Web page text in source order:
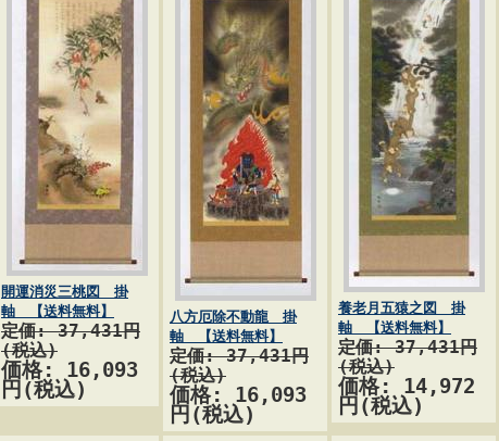
開運消災三桃図 掛
軸 【送料無料】
定価: 37,431円
(税込)
価格: 16,093
円(税込)
八方厄除不動龍 掛
軸 【送料無料】
定価: 37,431円
(税込)
価格: 16,093
円(税込)
養老月五猿之図 掛
軸 【送料無料】
定価: 37,431円
(税込)
価格: 14,972
円(税込)